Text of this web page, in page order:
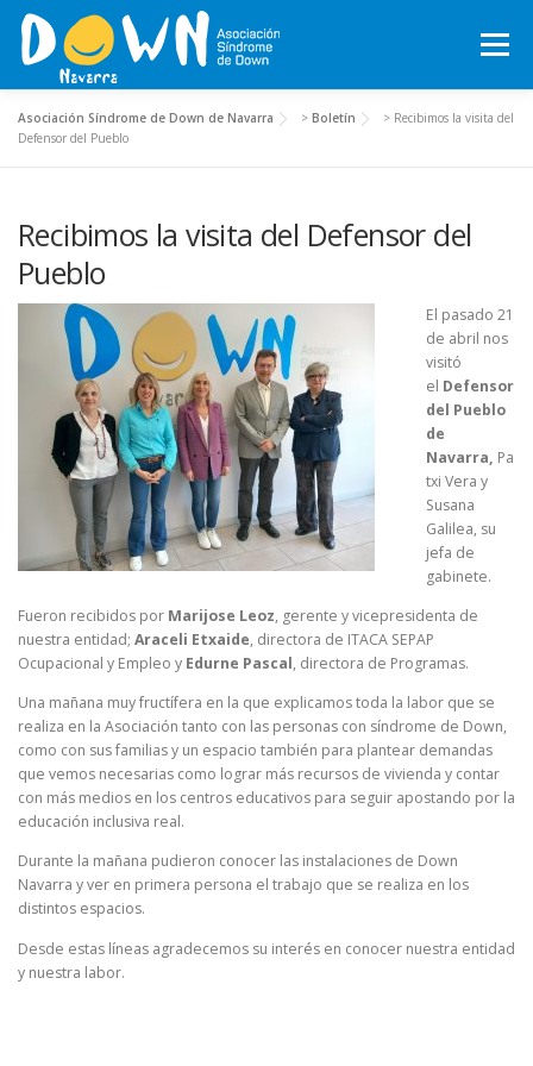
Saltar
contenido
Menú
INICIO
QUÉ HACEMOS MOTXILA21 VOLUNTARIADO
ACTUALIDAD TRABAJA EN LA ASOCIACIÓN
TEJIENDO REDES, RED NAVARRA DE EMPRESAS INCLUSIVAS
COLABORA ACTIVIDADES 2026-2027
Asociación Síndrome de Down de Navarra > Boletín > Recibimos la visita del
Defensor del Pueblo
Recibimos la visita del Defensor del
Pueblo
El pasado 21
de abril nos
visitó
el Defensor
del Pueblo
de
Navarra, Pa
txi Vera y
Susana
Galilea, su
jefa de
gabinete.
Fueron recibidos por Marijose Leoz, gerente y vicepresidenta de
nuestra entidad; Araceli Etxaide, directora de ITACA SEPAP
Ocupacional y Empleo y Edurne Pascal, directora de Programas.
Una mañana muy fructífera en la que explicamos toda la labor que se
realiza en la Asociación tanto con las personas con síndrome de Down,
como con sus familias y un espacio también para plantear demandas
que vemos necesarias como lograr más recursos de vivienda y contar
con más medios en los centros educativos para seguir apostando por la
educación inclusiva real.
Durante la mañana pudieron conocer las instalaciones de Down
Navarra y ver en primera persona el trabajo que se realiza en los
distintos espacios.
Desde estas líneas agradecemos su interés en conocer nuestra entidad
y nuestra labor.